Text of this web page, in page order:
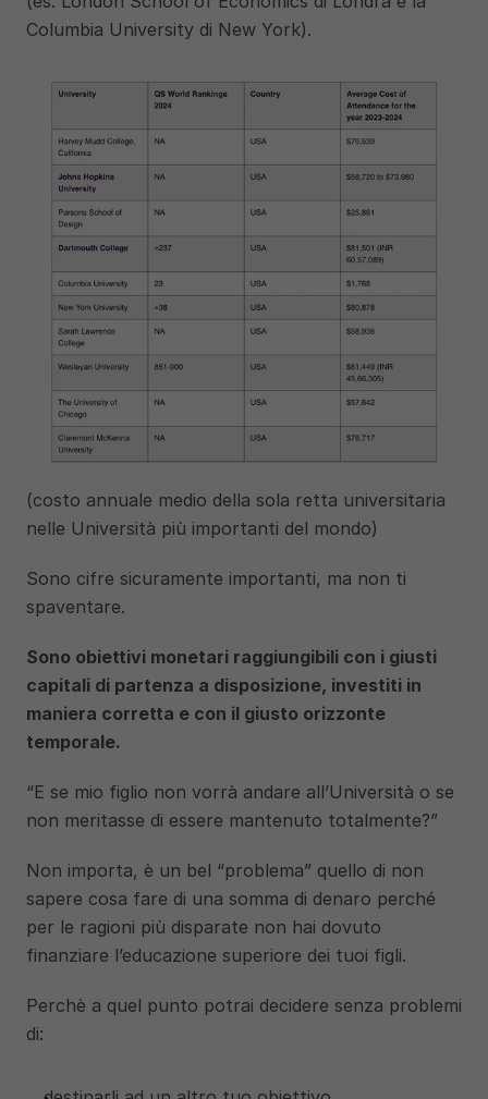
Columbia University di New York).
(costo annuale medio della sola retta universitaria
nelle Università più importanti del mondo)
Sono cifre sicuramente importanti, ma non ti
spaventare.
Sono obiettivi monetari raggiungibili con i giusti
capitali di partenza a disposizione, investiti in
maniera corretta e con il giusto orizzonte
temporale.
“E se mio figlio non vorrà andare all’Università o se
non meritasse di essere mantenuto totalmente?”
Non importa, è un bel “problema” quello di non
sapere cosa fare di una somma di denaro perché
per le ragioni più disparate non hai dovuto
finanziare l’educazione superiore dei tuoi figli.
Perchè a quel punto potrai decidere senza problemi
di: